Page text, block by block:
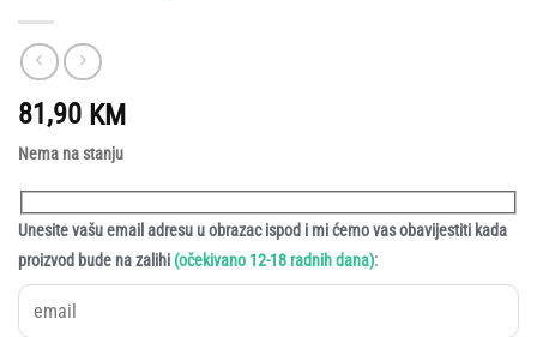
81,90 KM
Nema na stanju
Unesite vašu email adresu u obrazac ispod i mi ćemo vas obavijestiti kada
proizvod bude na zalihi (očekivano 12-18 radnih dana):